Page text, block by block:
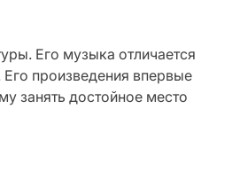
Его музыка отличается
произведения впервые
занять достойное место